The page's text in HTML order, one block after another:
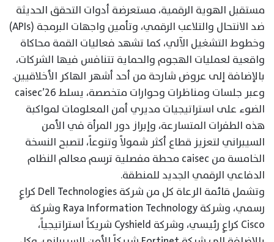
مستقبل الهوية الرقمية، مستعرضة أدوات التحقق الحديثة
ضد الانتحال والتلاعب الرقمي، وتأمين واجهات البرمجة (APIs)
وخطوط التشغيل الآلي، كما تشهد فعاليات القمة محاكاة
واقعية لعمليات الهجوم والحماية تتنافس فيها الشركات،
بالإضافة إلى عروض شارحة من أحد أشهر الهاكر الأخلاقيين.
وعبر جلسات ومناظرات وحوارات متخصصة، يسلط caisec’26
الضوء على استراتيجيات مديري أمن المعلومات لمواكبة
هذه الطفرات المتسارعة، وإبراز دور المرأة في الأمن
السيبراني لتعزيز قطاع أكثر شمولاً وتنوعاً، لتصبح النسخة
الخامسة من caisec محطة مفصلية ترسم معالم النظام
الدفاعي الرقمي الجديد للمنطقة.
وتشمل قائمة الرعاة كل من شركة Dell Technologies كراعٍ
رسمي، وشركة Raya Information Technology وشركة
Cisco كراعٍ رئيسي، وشركة Cyshield شريكاً استراتيجياً،